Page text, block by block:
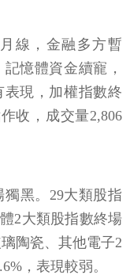
線，金融多方暫
憶體資金續寵，
現，加權指數終
收，成交量2,806
獨黑。29大類股指
2大類股指數終場
陶瓷、其他電子2
，表現較弱。